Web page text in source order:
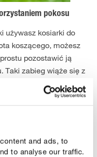
and ads, to
to analyse our traffic.
pokosu
używasz kosiarki do
koszącego, możesz
pozostawić ją
Taki zabieg wiąże się z
jedną z nich jest
. Ponadto
podagrycznik
często i
takżeważne